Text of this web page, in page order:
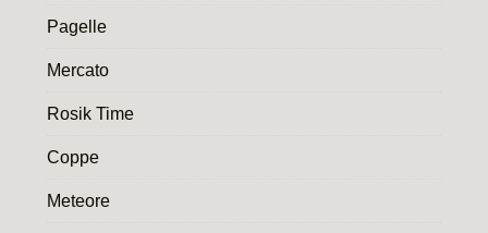
Pagelle
Mercato
Rosik Time
Coppe
Meteore